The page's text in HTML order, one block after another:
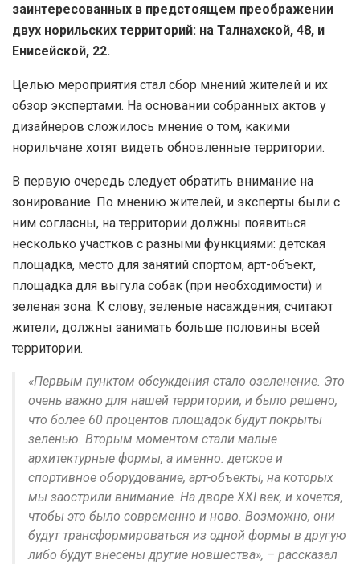
заинтересованных в предстоящем преображении
двух норильских территорий: на Талнахской, 48, и
Енисейской, 22.
Целью мероприятия стал сбор мнений жителей и их
обзор экспертами. На основании собранных актов у
дизайнеров сложилось мнение о том, какими
норильчане хотят видеть обновленные территории.
В первую очередь следует обратить внимание на
зонирование. По мнению жителей, и эксперты были с
ним согласны, на территории должны появиться
несколько участков с разными функциями: детская
площадка, место для занятий спортом, арт-объект,
площадка для выгула собак (при необходимости) и
зеленая зона. К слову, зеленые насаждения, считают
жители, должны занимать больше половины всей
территории.
«Первым пунктом обсуждения стало озеленение. Это
очень важно для нашей территории, и было решено,
что более 60 процентов площадок будут покрыты
зеленью. Вторым моментом стали малые
архитектурные формы, а именно: детское и
спортивное оборудование, арт-объекты, на которых
мы заострили внимание. На дворе XXI век, и хочется,
чтобы это было современно и ново. Возможно, они
будут трансформироваться из одной формы в другую
либо будут внесены другие новшества», – рассказал